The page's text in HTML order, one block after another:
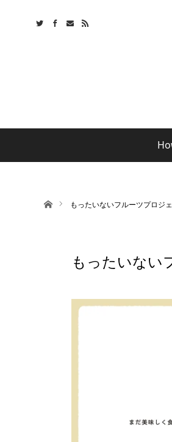
ホームもったいないフルーツプロジ
もったいない